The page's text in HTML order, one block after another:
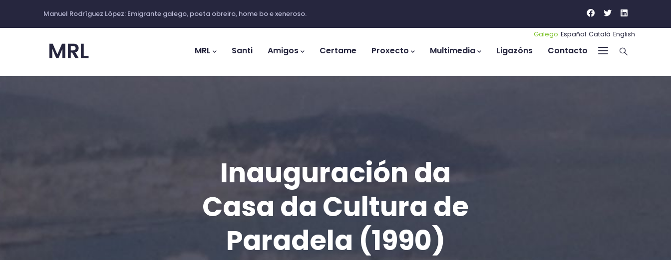
Manuel Rodríguez López: Emigrante galego, poeta obreiro, home bo e xeneroso.
Galego Español Català English
Navigation
MRL Santi Amigos Certame Proxecto Multimedia Ligazóns Contacto
Inauguración da
Casa da Cultura de
Paradela (1990)